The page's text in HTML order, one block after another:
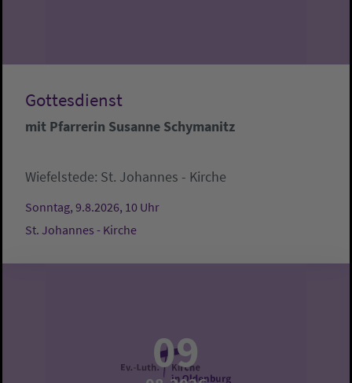
Gottesdienst
mit Pfarrerin Susanne Schymanitz
Wiefelstede: St. Johannes - Kirche
Sonntag, 9.8.2026, 10 Uhr
St. Johannes - Kirche
09